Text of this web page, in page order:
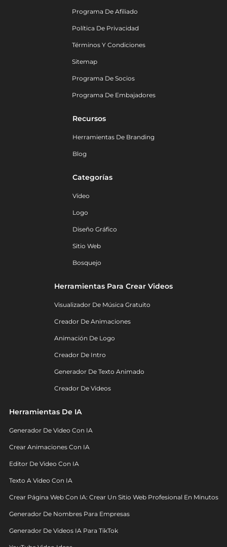
Programa De Afiliado
Política De Privacidad
Términos Y Condiciones
Sitemap
Programa De Socios
Programa De Embajadores
Recursos
Herramientas De Branding
Blog
Categorías
Vídeo
Logo
Diseño Gráfico
Sitio Web
Bosquejo
Herramientas Para Crear Videos
Visualizador De Música Gratuito
Creador De Animaciones
Animación De Logo
Creador De Intro
Generador De Texto Animado
Creador De Videos
Herramientas De IA
Generador De Video Con IA
Crear Animaciones Con IA
Editor De Video Con IA
Texto A Video Con IA
Crear Página Web Con IA: Crear Un Sitio Web Profesional En Minutos
Generador De Nombres Para Empresas
Generador De Videos IA Para TikTok